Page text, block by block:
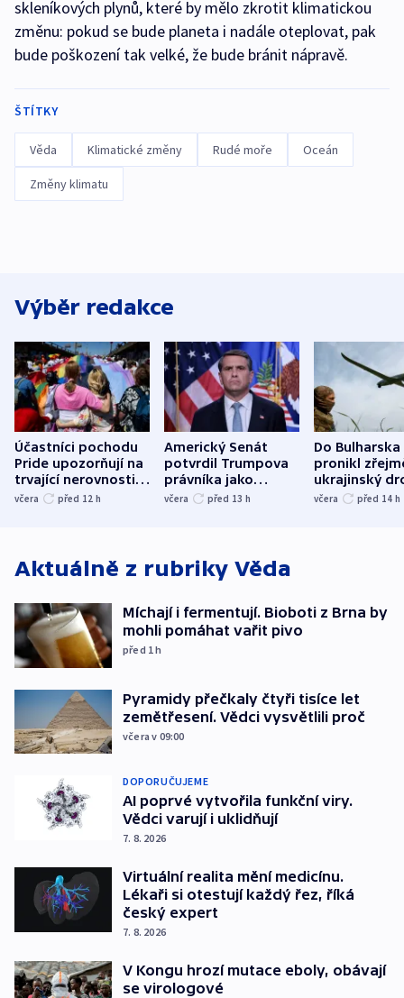
skleníkových plynů, které by mělo zkrotit klimatickou
změnu: pokud se bude planeta i nadále oteplovat, pak
bude poškození tak velké, že bude bránit nápravě.
ŠTÍTKY
Věda Klimatické změny Rudé moře Oceán
Změny klimatu
Výběr redakce
Účastníci pochodu
Pride upozorňují na
trvající nerovnosti i
společenskou
včera před 12 h
Americký Senát
potvrdil Trumpova
právníka jako
ministra
včera před 13 h
Do Bulharska
pronikl
ukrajinský
explodoval
včera před 14 h
Aktuálně z rubriky Věda
Míchají i fermentují. Bioboti z Brna by
mohli pomáhat vařit pivo
před 1h
Pyramidy přečkaly čtyři tisíce let
zemětřesení. Vědci vysvětlili proč
včera v 09:00
DOPORUČUJEME
AI poprvé vytvořila funkční viry.
Vědci varují i uklidňují
7. 8. 2026
Virtuální realita mění medicínu.
Lékaři si otestují každý řez, říká
český expert
7. 8. 2026
V Kongu hrozí mutace eboly, obávají
se virologové